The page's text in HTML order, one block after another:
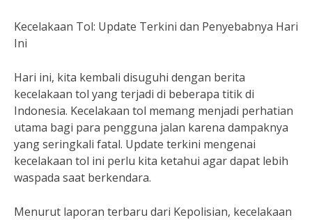
Kecelakaan Tol: Update Terkini dan Penyebabnya Hari
Ini
Hari ini, kita kembali disuguhi dengan berita
kecelakaan tol yang terjadi di beberapa titik di
Indonesia. Kecelakaan tol memang menjadi perhatian
utama bagi para pengguna jalan karena dampaknya
yang seringkali fatal. Update terkini mengenai
kecelakaan tol ini perlu kita ketahui agar dapat lebih
waspada saat berkendara.
Menurut laporan terbaru dari Kepolisian, kecelakaan